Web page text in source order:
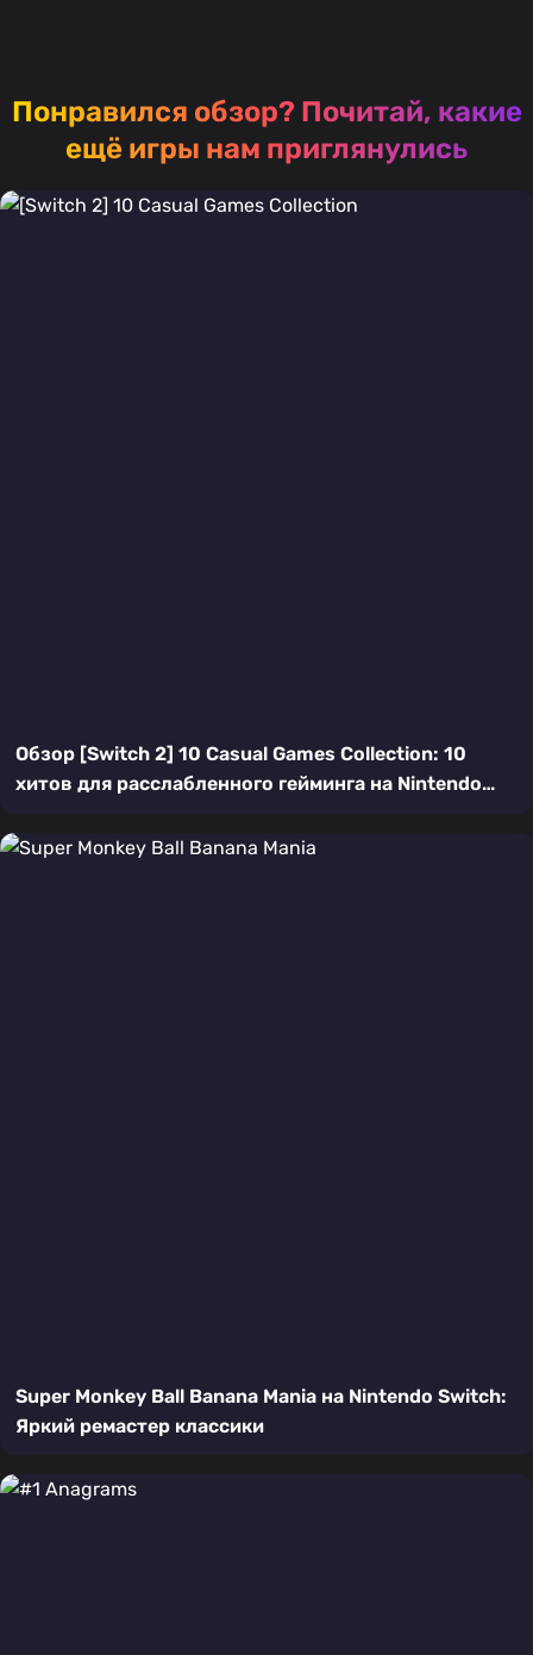
Понравился обзор? Почитай, какие
ещё игры нам приглянулись
Обзор [Switch 2] 10 Casual Games Collection: 10
хитов для расслабленного гейминга на Nintendo
Super Monkey Ball Banana Mania на Nintendo Switch:
Яркий ремастер классики